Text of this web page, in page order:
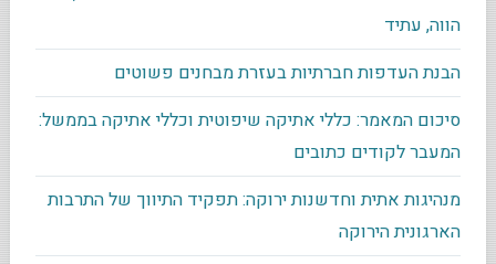
הווה, עתיד
הבנת העדפות חברתיות בעזרת מבחנים פשוטים
סיכום המאמר: כללי אתיקה שיפוטית וכללי אתיקה בממשל:
המעבר לקודים כתובים
מנהיגות אתית וחדשנות ירוקה: תפקיד התיווך של התרבות
הארגונית הירוקה